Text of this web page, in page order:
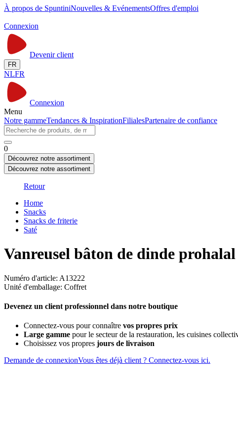
À propos de SpuntiniNouvelles & EvénementsOffres d'emploi
Connexion
Devenir client
FR
NLFR
Connexion
Menu
Notre gammeTendances & InspirationFilialesPartenaire de confiance
0
Découvrez notre assortiment
Découvrez notre assortiment
Retour
Home
Snacks
Snacks de friterie
Saté
Vanreusel bâton de dinde prohalal
Numéro d'article: A13222
Unité d'emballage: Coffret
Devenez un client professionnel dans notre boutique
Connectez-vous pour connaître vos propres prix
Large gamme pour le secteur de la restauration, les cuisines
Choisissez vos propres jours de livraison
Demande de connexionVous êtes déjà client ? Connectez-vous ici.